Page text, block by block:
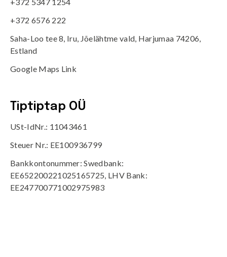
+372 6576 222
Saha-Loo tee 8, Iru, Jõelähtme vald, Harjumaa 74206,
Estland
Google Maps Link
Tiptiptap OÜ
USt-IdNr.: 11043461
Steuer Nr.: EE100936799
Bankkontonummer: Swedbank:
EE652200221025165725, LHV Bank:
EE247700771002975983